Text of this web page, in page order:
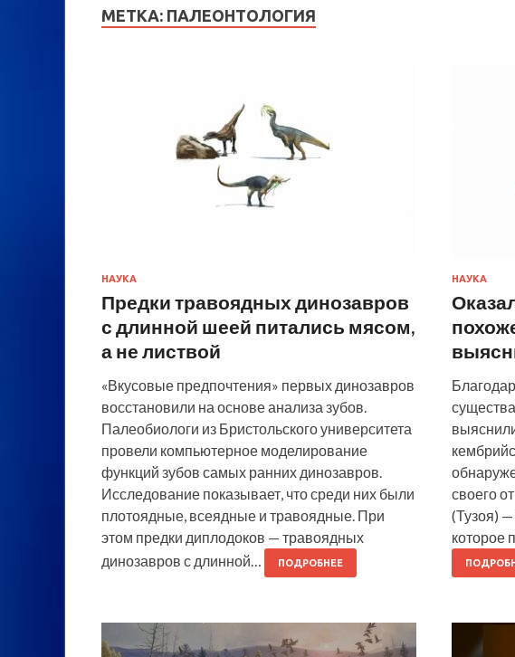
МЕТКА: ПАЛЕОНТОЛОГИЯ
НАУКА
Предки травоядных динозавров
с длинной шеей питались мясом,
а не листвой
«Вкусовые предпочтения» первых динозавров
восстановили на основе анализа зубов.
Палеобиологи из Бристольского университета
провели компьютерное моделирование
функций зубов самых ранних динозавров.
Исследование показывает, что среди них были
плотоядные, всеядные и травоядные. При
этом предки диплодоков — травоядных
динозавров с длинной…
ПОДРОБНЕЕ
НАУКА
своего
(Тузоя)
которое